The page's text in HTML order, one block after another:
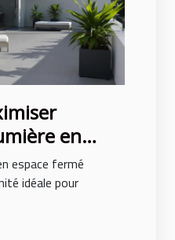
en
?
espace fermé
idéale pour